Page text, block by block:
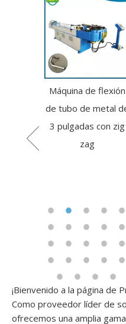
Máquina de flexión
tubo de metal de
3 pulgadas con zig
zag
de
GM-
¡Bienvenido a la página de
Como proveedor líder de
ofrecemos una amplia